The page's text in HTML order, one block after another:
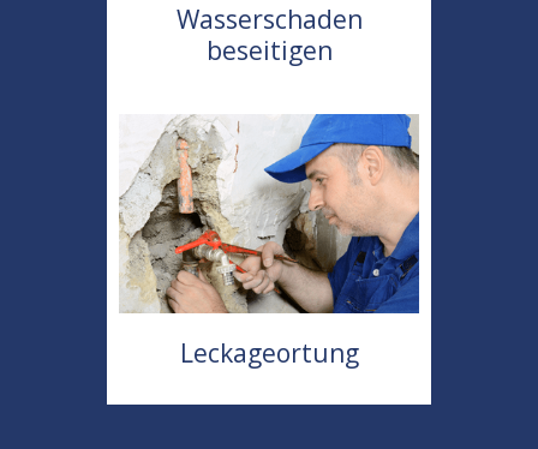
Wasserschaden
beseitigen
Leckageortung